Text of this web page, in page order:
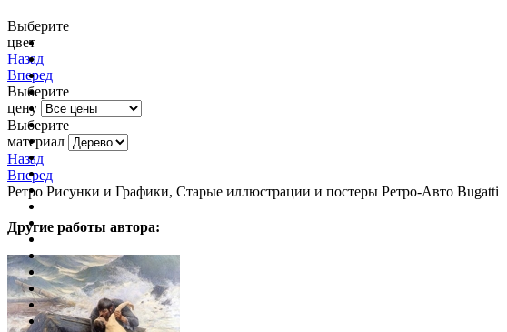
Выберите
цвет
Назад
Вперед
Выберите
цену
Выберите
материал
Назад
Вперед
Ретро Рисунки и Графики, Старые иллюстрации и постеры Ретро-Авто Bugatti
Другие работы автора: